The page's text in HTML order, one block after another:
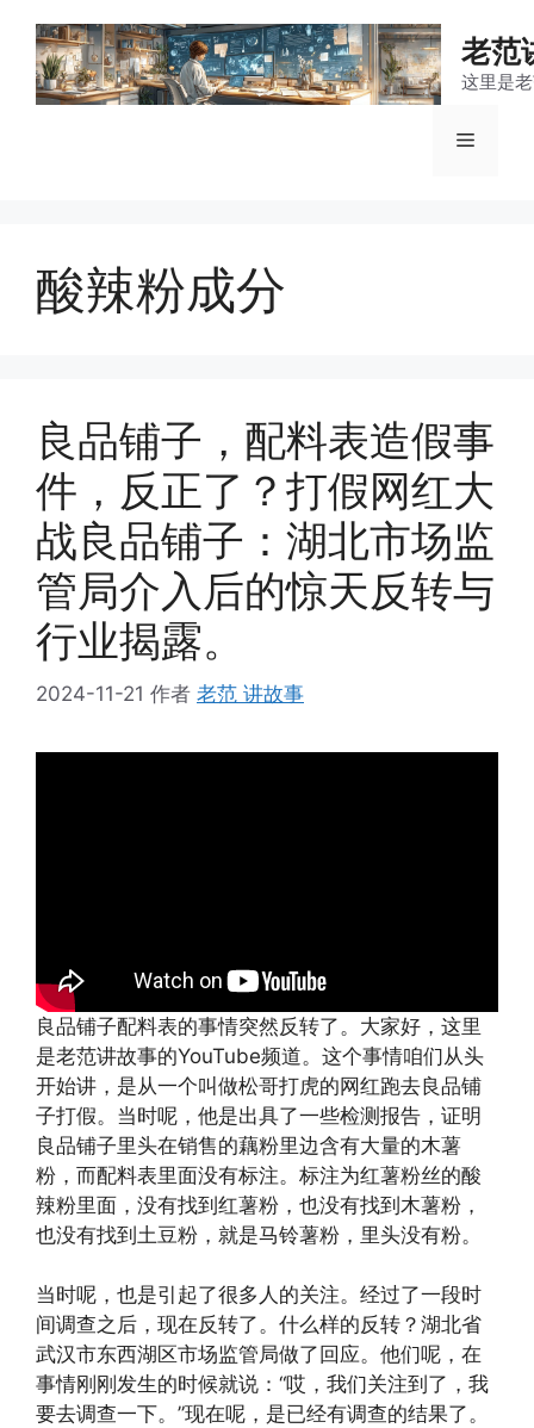
老范
这里是
菜
酸辣粉成分
良品铺子，配料表造假事
件，反正了？打假网红大
战良品铺子：湖北市场监
管局介入后的惊天反转与
行业揭露。
2024-11-21 作者 老范 讲故事
良品铺子配料表的事情突然反转了。大家好，这里
是老范讲故事的YouTube频道。这个事情咱们从头
开始讲，是从一个叫做松哥打虎的网红跑去良品铺
子打假。当时呢，他是出具了一些检测报告，证明
良品铺子里头在销售的藕粉里边含有大量的木薯
粉，而配料表里面没有标注。标注为红薯粉丝的酸
辣粉里面，没有找到红薯粉，也没有找到木薯粉，
也没有找到土豆粉，就是马铃薯粉，里头没有粉。
当时呢，也是引起了很多人的关注。经过了一段时
间调查之后，现在反转了。什么样的反转？湖北省
武汉市东西湖区市场监管局做了回应。他们呢，在
事情刚刚发生的时候就说：“哎，我们关注到了，我
要去调查一下。”现在呢，是已经有调查的结果了。